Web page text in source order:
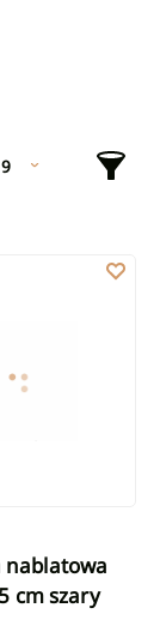
9
Vitoria
cm szary